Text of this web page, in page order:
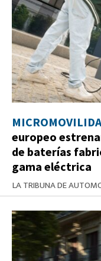
europeo
de baterías
gama eléctrica
LA TRIBUNA DE